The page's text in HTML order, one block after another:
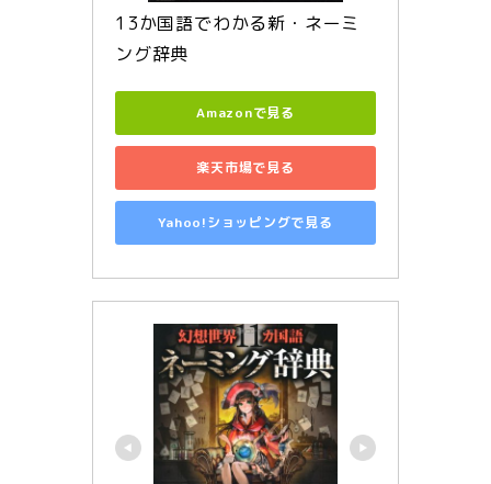
13か国語でわかる新・ネーミ
ング辞典
Amazonで見る
楽天市場で見る
Yahoo!ショッピングで見る